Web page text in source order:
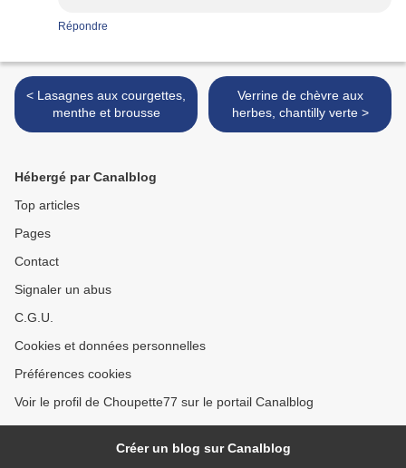
Répondre
< Lasagnes aux courgettes,
menthe et brousse
Verrine de chèvre aux
herbes, chantilly verte >
Hébergé par Canalblog
Top articles
Pages
Contact
Signaler un abus
C.G.U.
Cookies et données personnelles
Préférences cookies
Voir le profil de Choupette77 sur le portail Canalblog
Créer un blog sur Canalblog